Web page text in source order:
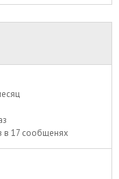
в 17 сообщенях